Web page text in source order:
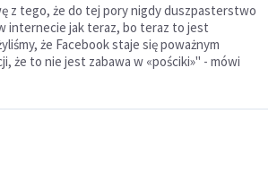
z tego, że do tej pory nigdy duszpasterstwo
internecie jak teraz, bo teraz to jest
że Facebook staje się poważnym
że to nie jest zabawa w «pościki»" - mówi